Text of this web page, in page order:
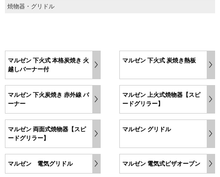
焼物器・グリドル
マルゼン 下火式 本格炭焼き 火
越しバーナー付
マルゼン 下火式 炭焼き熱板
マルゼン 下火炭焼き 赤外線 バ
ーナー
マルゼン 上火式焼物器【スピ
ードグリラー】
マルゼン 両面式焼物器【スピ
ードグリラー】
マルゼン グリドル
マルゼン 電気グリドル マルゼン 電気式ピザオーブン